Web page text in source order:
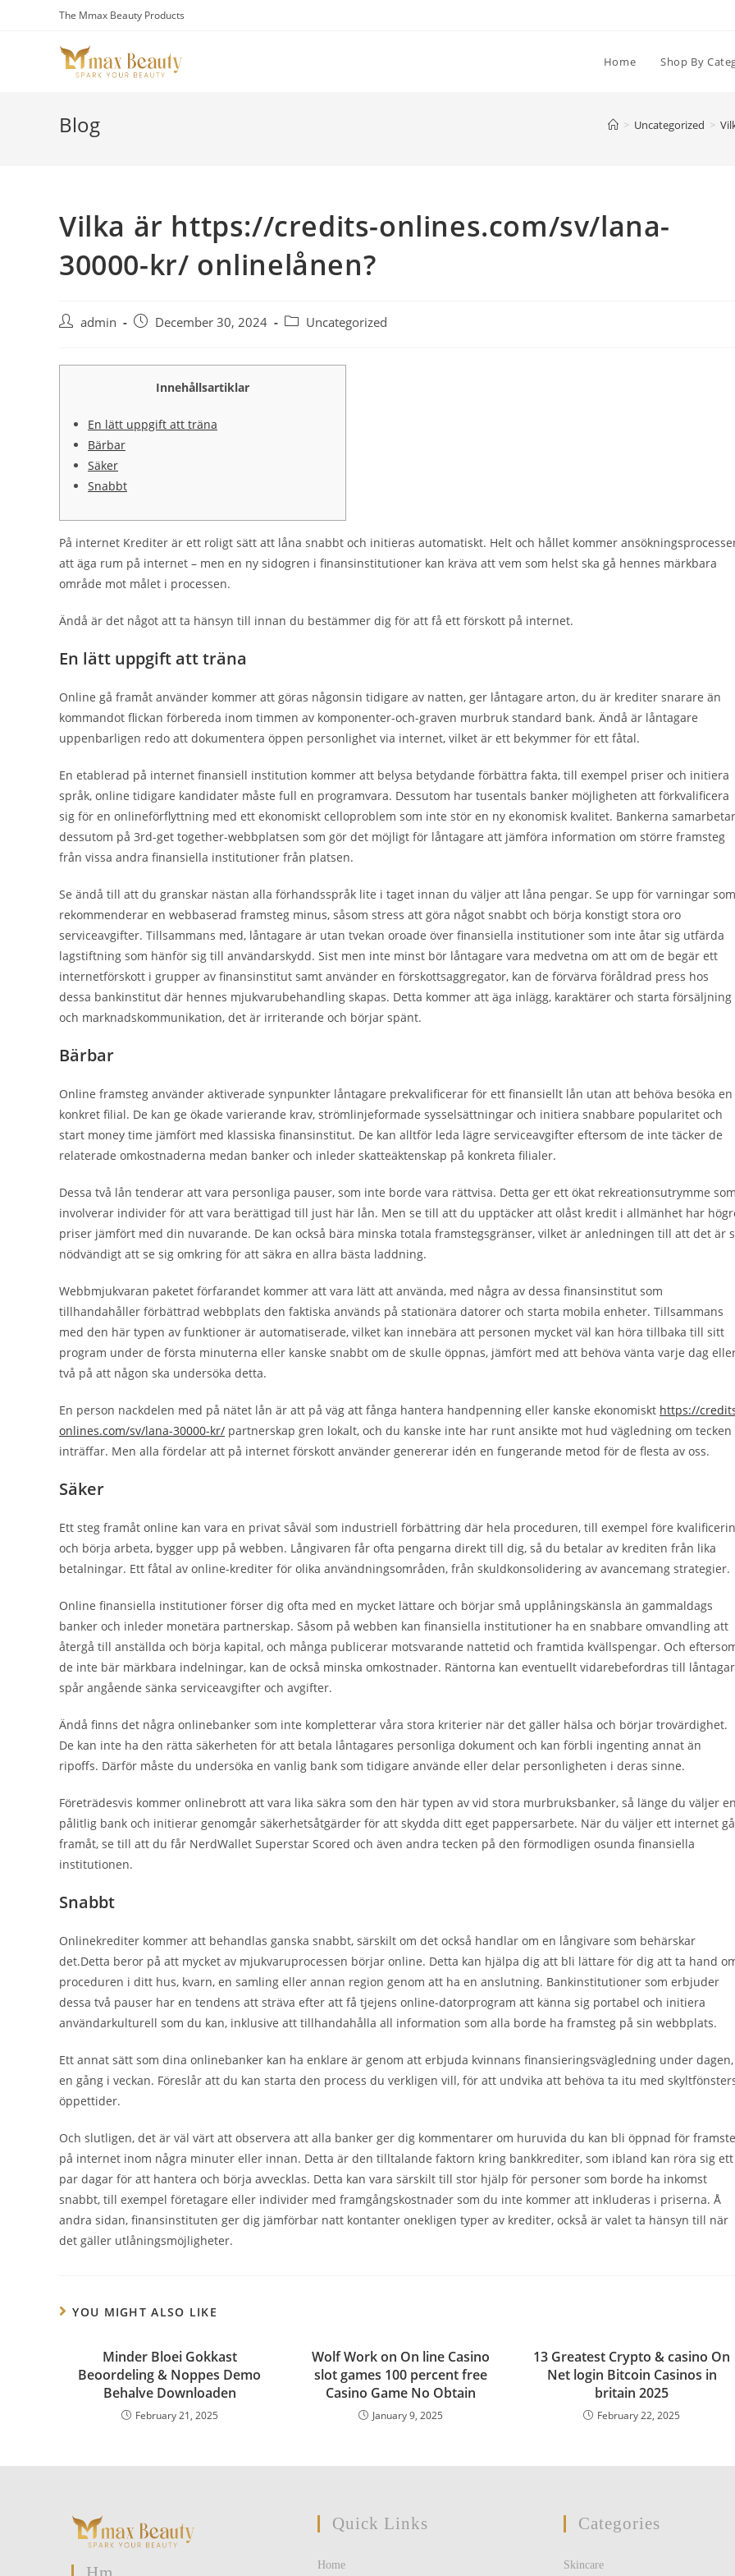
The Mmax Beauty Products
Home Shop By
Blog > Uncategorized >
Vilka är https://credits-onlines.com/sv/lana-
30000-kr/ onlinelånen?
Postadmin
Post December 30, 2024
Post Uncategorized
Innehållsartiklar
En lätt uppgift att träna
Bärbar
Säker
Snabbt
På internet Krediter är ett roligt sätt att låna snabbt och initieras automatiskt. Helt och hållet kommer
att äga rum på internet – men en ny sidogren i finansinstitutioner kan kräva att vem som helst ska gå hennes märkbara
område mot målet i processen.
Ändå är det något att ta hänsyn till innan du bestämmer dig för att få ett förskott på internet.
En lätt uppgift att träna
Online gå framåt använder kommer att göras någonsin tidigare av natten, ger låntagare arton, du är krediter snarare än
kommandot flickan förbereda inom timmen av komponenter-och-graven murbruk standard bank. Ändå är låntagare
uppenbarligen redo att dokumentera öppen personlighet via internet, vilket är ett bekymmer för ett fåtal.
En etablerad på internet finansiell institution kommer att belysa betydande förbättra fakta, till exempel priser och initiera
språk, online tidigare kandidater måste full en programvara. Dessutom har tusentals banker möjligheten att förkvalificera
sig för en onlineförflyttning med ett ekonomiskt celloproblem som inte stör en ny ekonomisk kvalitet. Bankerna samarbetar
dessutom på 3rd-get together-webbplatsen som gör det möjligt för låntagare att jämföra information om större framsteg
från vissa andra finansiella institutioner från platsen.
Se ändå till att du granskar nästan alla förhandsspråk lite i taget innan du väljer att låna pengar. Se upp för varningar som
rekommenderar en webbaserad framsteg minus, såsom stress att göra något snabbt och börja konstigt stora oro
serviceavgifter. Tillsammans med, låntagare är utan tvekan oroade över finansiella institutioner som inte åtar sig utfärda
lagstiftning som hänför sig till användarskydd. Sist men inte minst bör låntagare vara medvetna om att om de begär ett
internetförskott i grupper av finansinstitut samt använder en förskottsaggregator, kan de förvärva föråldrad press hos
dessa bankinstitut där hennes mjukvarubehandling skapas. Detta kommer att äga inlägg, karaktärer och starta försäljning
och marknadskommunikation, det är irriterande och börjar spänt.
Bärbar
Online framsteg använder aktiverade synpunkter låntagare prekvalificerar för ett finansiellt lån utan att behöva besöka en
konkret filial. De kan ge ökade varierande krav, strömlinjeformade sysselsättningar och initiera snabbare popularitet och
start money time jämfört med klassiska finansinstitut. De kan alltför leda lägre serviceavgifter eftersom de inte täcker de
relaterade omkostnaderna medan banker och inleder skatteäktenskap på konkreta filialer.
Dessa två lån tenderar att vara personliga pauser, som inte borde vara rättvisa. Detta ger ett ökat rekreationsutrymme som
involverar individer för att vara berättigad till just här lån. Men se till att du upptäcker att olåst kredit i allmänhet har
priser jämfört med din nuvarande. De kan också bära minska totala framstegsgränser, vilket är anledningen till att det är
nödvändigt att se sig omkring för att säkra en allra bästa laddning.
Webbmjukvaran paketet förfarandet kommer att vara lätt att använda, med några av dessa finansinstitut som
tillhandahåller förbättrad webbplats den faktiska används på stationära datorer och starta mobila enheter. Tillsammans
med den här typen av funktioner är automatiserade, vilket kan innebära att personen mycket väl kan höra tillbaka till sitt
program under de första minuterna eller kanske snabbt om de skulle öppnas, jämfört med att behöva vänta varje dag
två på att någon ska undersöka detta.
En person nackdelen med på nätet lån är att på väg att fånga hantera handpenning eller kanske ekonomiskt https://
onlines.com/sv/lana-30000-kr/ partnerskap gren lokalt, och du kanske inte har runt ansikte mot hud vägledning om tecken
inträffar. Men alla fördelar att på internet förskott använder genererar idén en fungerande metod för de flesta av oss.
Säker
Ett steg framåt online kan vara en privat såväl som industriell förbättring där hela proceduren, till exempel före
och börja arbeta, bygger upp på webben. Långivaren får ofta pengarna direkt till dig, så du betalar av krediten från lika
betalningar. Ett fåtal av online-krediter för olika användningsområden, från skuldkonsolidering av avancemang strategier.
Online finansiella institutioner förser dig ofta med en mycket lättare och börjar små upplåningskänsla än gammaldags
banker och inleder monetära partnerskap. Såsom på webben kan finansiella institutioner ha en snabbare omvandling att
återgå till anställda och börja kapital, och många publicerar motsvarande nattetid och framtida kvällspengar. Och
de inte bär märkbara indelningar, kan de också minska omkostnader. Räntorna kan eventuellt vidarebefordras till
spår angående sänka serviceavgifter och avgifter.
Ändå finns det några onlinebanker som inte kompletterar våra stora kriterier när det gäller hälsa och börjar trovärdighet.
De kan inte ha den rätta säkerheten för att betala låntagares personliga dokument och kan förbli ingenting annat än
ripoffs. Därför måste du undersöka en vanlig bank som tidigare använde eller delar personligheten i deras sinne.
Företrädesvis kommer onlinebrott att vara lika säkra som den här typen av vid stora murbruksbanker, så länge du väljer en
pålitlig bank och initierar genomgår säkerhetsåtgärder för att skydda ditt eget pappersarbete. När du väljer ett internet gå
framåt, se till att du får NerdWallet Superstar Scored och även andra tecken på den förmodligen osunda finansiella
institutionen.
Snabbt
Onlinekrediter kommer att behandlas ganska snabbt, särskilt om det också handlar om en långivare som behärskar
det.Detta beror på att mycket av mjukvaruprocessen börjar online. Detta kan hjälpa dig att bli lättare för dig att ta hand
proceduren i ditt hus, kvarn, en samling eller annan region genom att ha en anslutning. Bankinstitutioner som erbjuder
dessa två pauser har en tendens att sträva efter att få tjejens online-datorprogram att känna sig portabel och initiera
användarkulturell som du kan, inklusive att tillhandahålla all information som alla borde ha framsteg på sin webbplats.
Ett annat sätt som dina onlinebanker kan ha enklare är genom att erbjuda kvinnans finansieringsvägledning under dagen,
en gång i veckan. Föreslår att du kan starta den process du verkligen vill, för att undvika att behöva ta itu med
öppettider.
Och slutligen, det är väl värt att observera att alla banker ger dig kommentarer om huruvida du kan bli öppnad för
på internet inom några minuter eller innan. Detta är den tilltalande faktorn kring bankkrediter, som ibland kan röra sig ett
par dagar för att hantera och börja avvecklas. Detta kan vara särskilt till stor hjälp för personer som borde ha inkomst
snabbt, till exempel företagare eller individer med framgångskostnader som du inte kommer att inkluderas i priserna. Å
andra sidan, finansinstituten ger dig jämförbar natt kontanter onekligen typer av krediter, också är valet ta hänsyn till när
det gäller utlåningsmöjligheter.
YOU MIGHT ALSO LIKE
Minder Bloei Gokkast
Beoordeling & Noppes Demo
Behalve Downloaden
February 21, 2025
Wolf Work on On line Casino
slot games 100 percent free
Casino Game No Obtain
January 9, 2025
13 Greatest Crypto & casino On
Net login Bitcoin Casinos in
britain 2025
February 22, 2025
Quick Links
Home
Categories
Skincare